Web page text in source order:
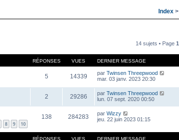
Index >
14 sujets • Page 1
RÉPONSES VUES DERNIER MESSAGE
5 14339 par Twinsen Threepwood
mar. 03 janv. 2023 20:30
2 29286 par Twinsen Threepwood
lun. 07 sept. 2020 00:50
8 9 10
138 284283 par Wizzy
jeu. 22 juin 2023 01:15
RÉPONSES VUES DERNIER MESSAGE